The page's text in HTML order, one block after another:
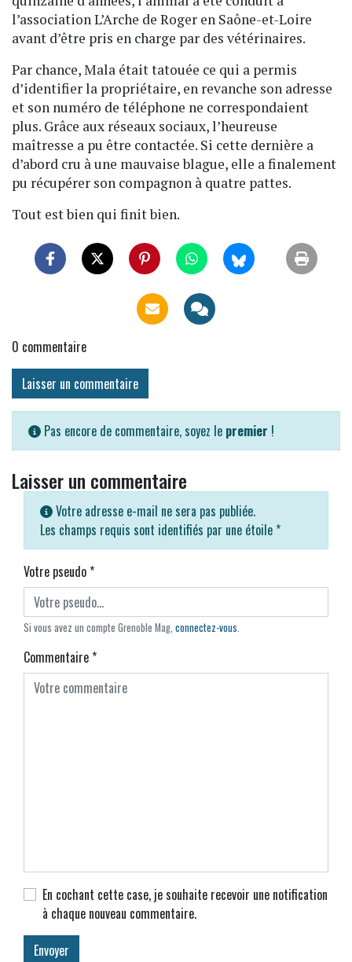
l’association L’Arche de Roger en Saône-et-Loire
avant d’être pris en charge par des vétérinaires.
Par chance, Mala était tatouée ce qui a permis
d’identifier la propriétaire, en revanche son adresse
et son numéro de téléphone ne correspondaient
plus. Grâce aux réseaux sociaux, l’heureuse
maîtresse a pu être contactée. Si cette dernière a
d’abord cru à une mauvaise blague, elle a finalement
pu récupérer son compagnon à quatre pattes.
Tout est bien qui finit bien.
0 commentaire
Laisser un commentaire
Pas encore de commentaire, soyez le premier !
Laisser un commentaire
Votre adresse e-mail ne sera pas publiée.
Les champs requis sont identifiés par une étoile *
Votre pseudo*
Si vous avez un compte Grenoble Mag, connectez-vous.
Commentaire*
En cochant cette case, je souhaite recevoir une notification
à chaque nouveau commentaire.